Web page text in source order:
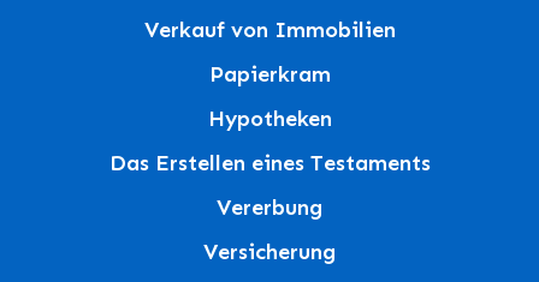
Verkauf von Immobilien
Papierkram
Hypotheken
Das Erstellen eines Testaments
Vererbung
Versicherung